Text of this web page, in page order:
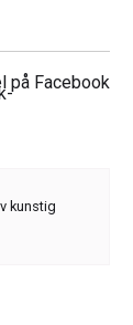
på Facebook
kunstig